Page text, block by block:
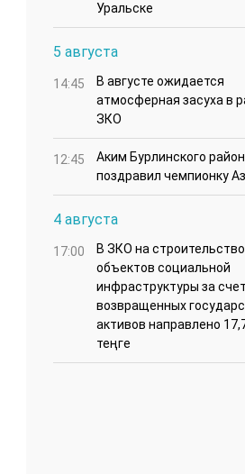
Уральске
5 августа
14:45
В августе ожидается
атмосферная засуха в
ЗКО
12:45
Аким Бурлинского
поздравил чемпионку
4 августа
17:00
В ЗКО на строительство
объектов социальной
инфраструктуры за счет
возвращенных
активов направлено
теңге